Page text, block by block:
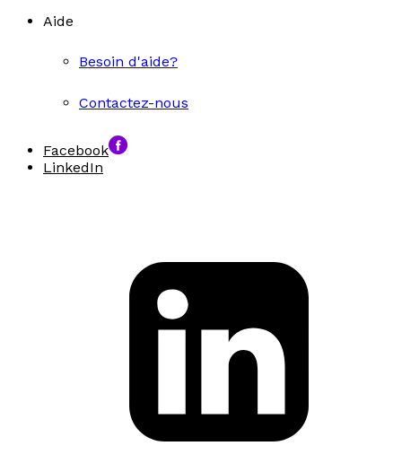
Aide
Besoin d'aide?
Contactez-nous
Facebook
LinkedIn